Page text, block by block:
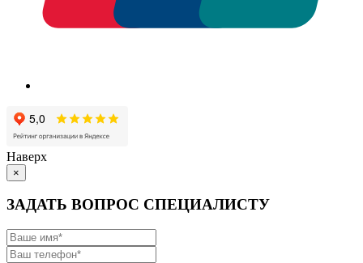
Наверх
×
ЗАДАТЬ ВОПРОС СПЕЦИАЛИСТУ